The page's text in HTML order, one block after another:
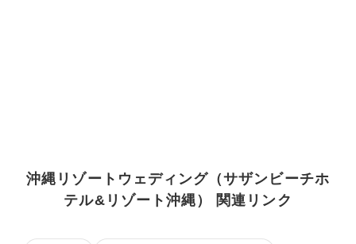
沖縄リゾートウェディング（サザンビーチホ
テル&リゾート沖縄） 関連リンク